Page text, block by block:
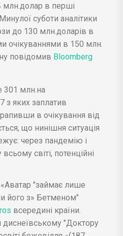
млн.долар в перші
суботи аналітики
до 130 млн.доларів в
очікуваннями в 150 млн.
повідомив Bloomberg
301 млн.на
з яких заплатив
в очікування від
що нинішня ситуація
через пандемію і
світі, потенційні
"займає лише
його з» Бетменом"
всередині країни.
диснеївському "Доктору